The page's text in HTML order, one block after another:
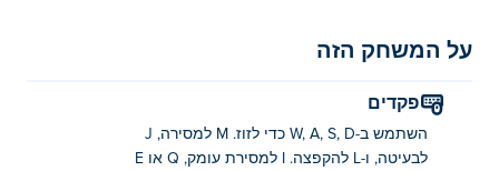
עולם?
איך לשחק כדורגל סופר נוזלי?
תנועה: WASD
על המשחק הזה
פקדים
השתמש ב-W, A, S, D כדי לזוז. M למסירה, J
לבעיטה, ו-L להקפצה. I למסירת עומק, Q או E